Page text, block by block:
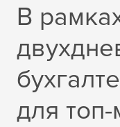
В
для